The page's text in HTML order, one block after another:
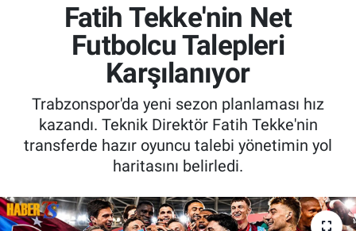
Fatih Tekke'nin Net
Futbolcu Talepleri
Karşılanıyor
Trabzonspor'da yeni sezon planlaması hız
kazandı. Teknik Direktör Fatih Tekke'nin
transferde hazır oyuncu talebi yönetimin yol
haritasını belirledi.
KULİS MEYDANI
1461 TRABZON
FUTBOL
ALT LIGLER
TV VE SİNEMA
Son Dakika Haberleri
Haber Arşivi